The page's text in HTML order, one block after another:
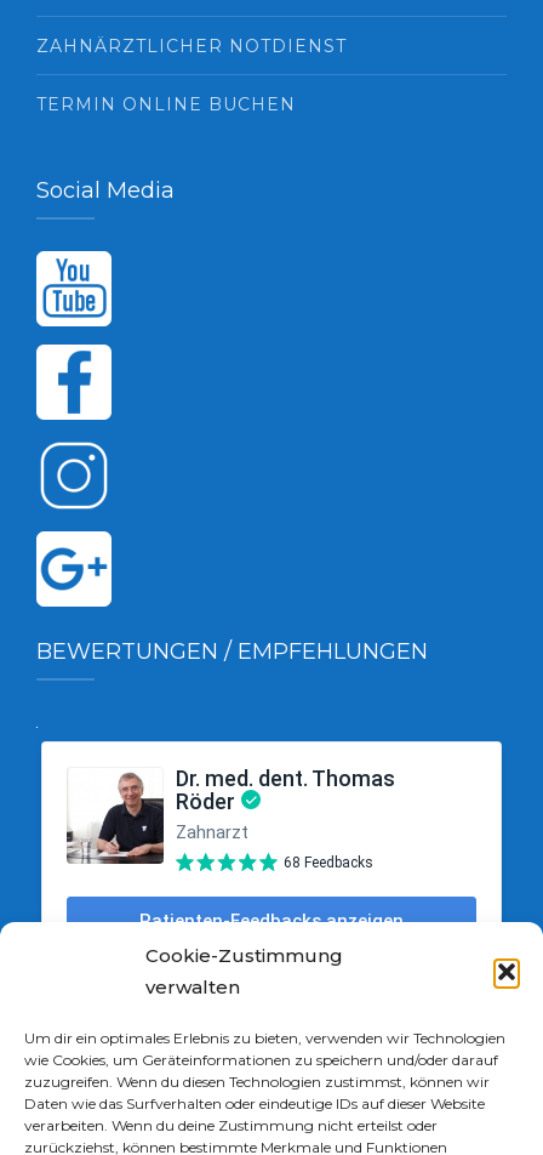
Cookie-Zustimmung
verwalten
Um dir ein optimales Erlebnis zu bieten, verwenden wir Technologien
wie Cookies, um Geräteinformationen zu speichern und/oder darauf
zuzugreifen. Wenn du diesen Technologien zustimmst, können wir
Daten wie das Surfverhalten oder eindeutige IDs auf dieser Website
verarbeiten. Wenn du deine Zustimmung nicht erteilst oder
zurückziehst, können bestimmte Merkmale und Funktionen
ZAHNÄRZTLICHER NOTDIENST
TERMIN ONLINE BUCHEN
Social Media
BEWERTUNGEN / EMPFEHLUNGEN